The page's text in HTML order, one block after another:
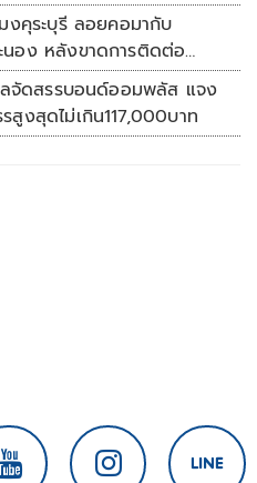
งคุระบุรี ลอยคอมากับ
นอง หลังขาดการติดต่อ
ลจัดสรรบอนด์ออมพลัส แจง
สูงสุดไม่เกิน117,000บาท